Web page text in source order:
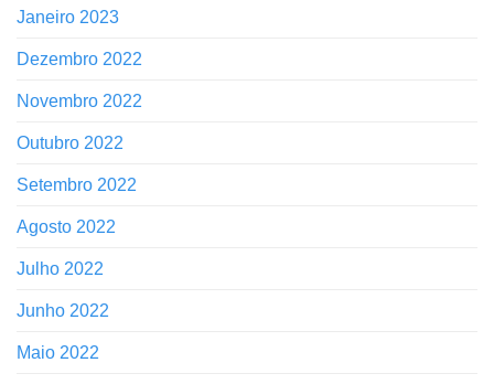
Janeiro 2023
Dezembro 2022
Novembro 2022
Outubro 2022
Setembro 2022
Agosto 2022
Julho 2022
Junho 2022
Maio 2022